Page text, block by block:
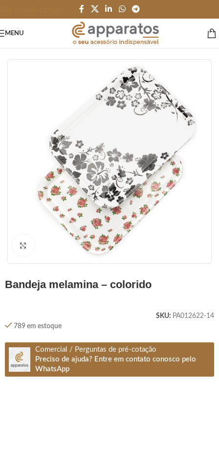
MENU
Clique para ampliar
bandeja melamina – colorido
SKU: PA012622-14
789 em estoque
Comercial / Perguntas de pré-cotação
Preciso de ajuda? Entre em contato conosco pelo
WhatsApp